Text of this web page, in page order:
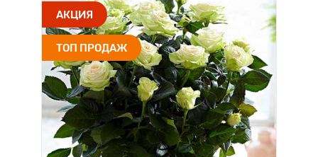
АКЦИЯ
ТОП ПРОДАЖ